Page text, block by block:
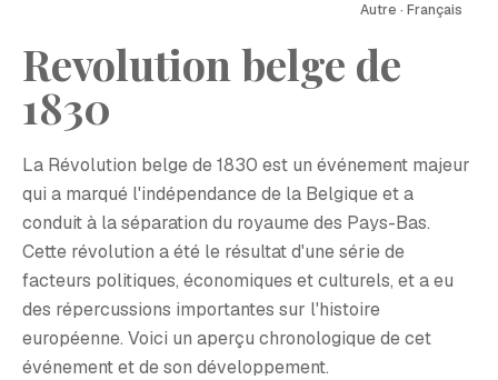
Autre · Français
Revolution belge de
1830
La Révolution belge de 1830 est un événement majeur
qui a marqué l'indépendance de la Belgique et a
conduit à la séparation du royaume des Pays-Bas.
Cette révolution a été le résultat d'une série de
facteurs politiques, économiques et culturels, et a eu
des répercussions importantes sur l'histoire
européenne. Voici un aperçu chronologique de cet
événement et de son développement.